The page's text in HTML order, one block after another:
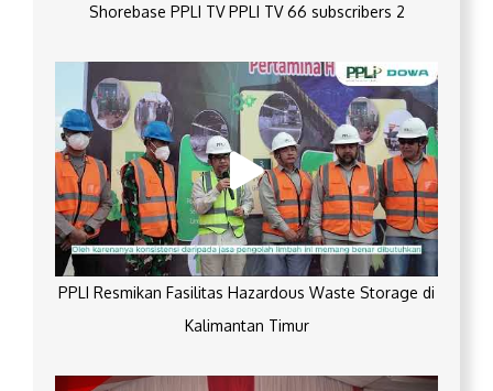
Shorebase PPLI TV PPLI TV 66 subscribers 2
PPLI Resmikan Fasilitas Hazardous Waste Storage di
Kalimantan Timur